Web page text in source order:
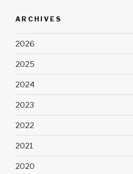
ARCHIVES
2026
2025
2024
2023
2022
2021
2020